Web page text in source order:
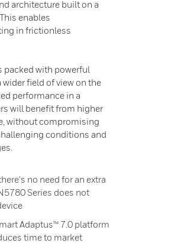
architecture built on a
enables
in frictionless
packed with powerful
field of view on the
performance in a
will benefit from higher
without compromising
conditions and
no need for an extra
Series does not
Adaptus™ 7.0 platform
time to market